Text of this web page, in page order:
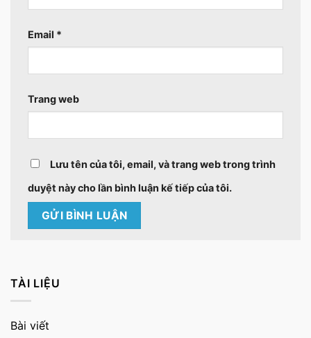
TÀI LIỆU
Bài viết
Email *
Trang web
Lưu tên của tôi, email, và trang web trong trình
duyệt này cho lần bình luận kế tiếp của tôi.